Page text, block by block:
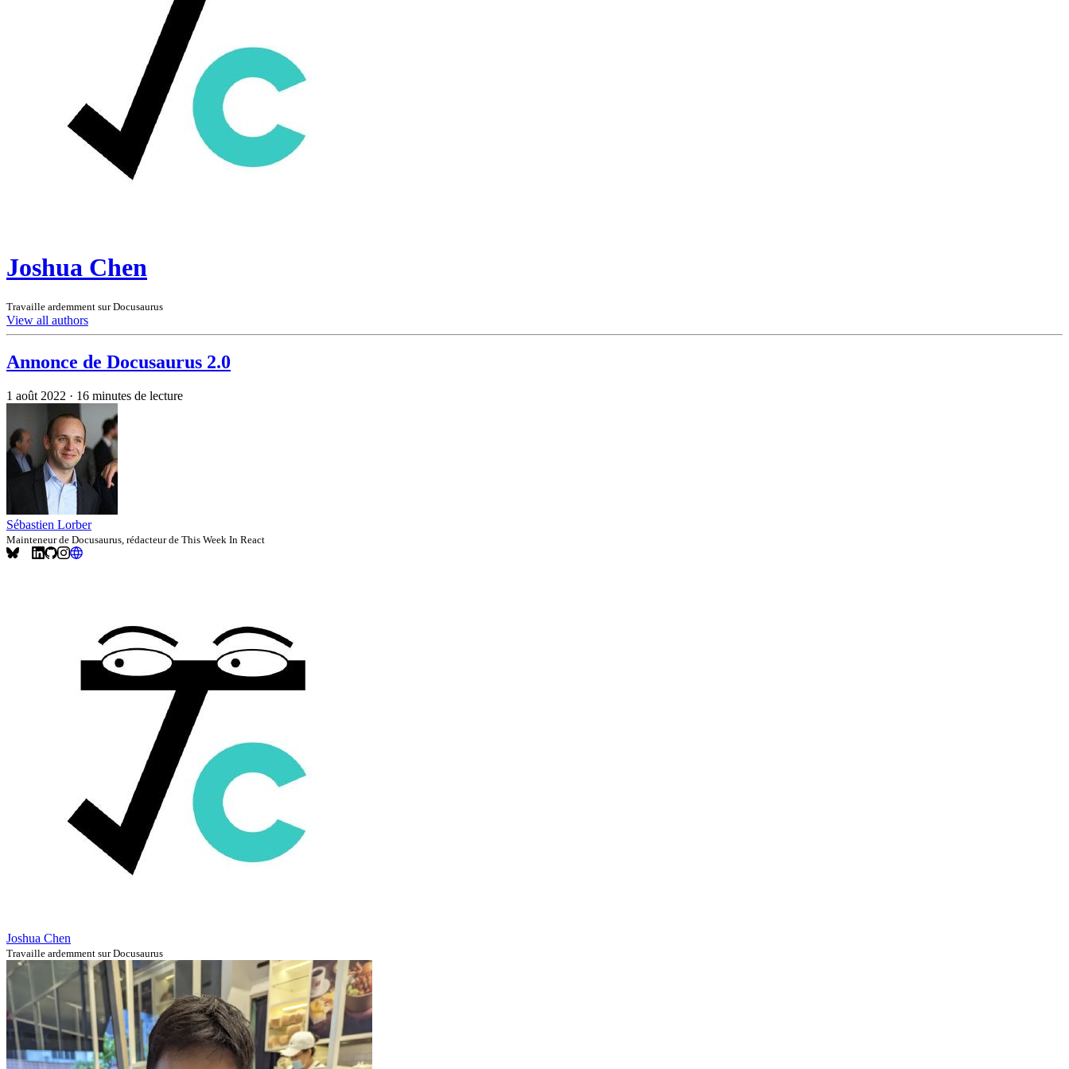
Joshua Chen
Travaille ardemment sur Docusaurus
View all authors
Annonce de Docusaurus 2.0
1 août 2022 · 16 minutes de lecture
Sébastien Lorber
Mainteneur de Docusaurus, rédacteur de This Week In React
Joshua Chen
Travaille ardemment sur Docusaurus